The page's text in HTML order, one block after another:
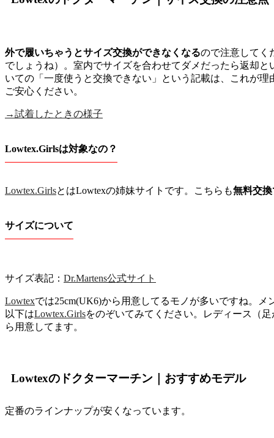
外で履いちゃうとサイズ交換ができなくなるので注意してく
でしょうね）。室内でサイズを合わせてダメだったら返却
いての「一度使うと交換できない」という記載は、これが
ご安心ください。
→試着したときの様子
Lowtex.Girlsは対象なの？
Lowtex.GirlsとはLowtexの姉妹サイトです。こちらも無料交
サイズについて
サイズ表記： Dr.Martens公式サイト
Lowtexでは25cm(UK6)から用意してるモノが多いですね。メ
以下はLowtex.Girlsをのぞいてみてください。レディース（
ら用意してます。
Lowtexのドクターマーチン｜おすすめモデル
定番のラインナップが安くなっています。